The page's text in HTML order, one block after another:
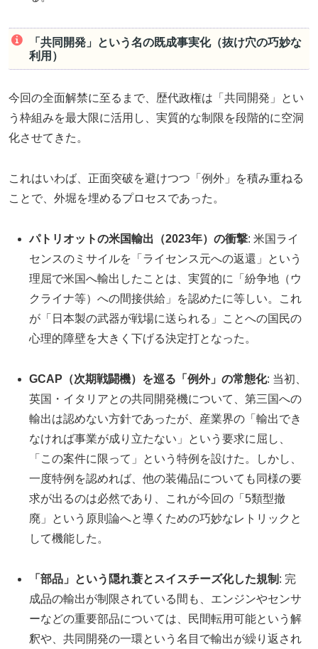
「共同開発」という名の既成事実化（抜け穴の巧妙な
利用）
今回の全面解禁に至るまで、歴代政権は「共同開発」とい
う枠組みを最大限に活用し、実質的な制限を段階的に空洞
化させてきた。
これはいわば、正面突破を避けつつ「例外」を積み重ねる
ことで、外堀を埋めるプロセスであった。
パトリオットの米国輸出（2023年）の衝撃: 米国ライ
センスのミサイルを「ライセンス元への返還」という
理屈で米国へ輸出したことは、実質的に「紛争地（ウ
クライナ等）への間接供給」を認めたに等しい。これ
が「日本製の武器が戦場に送られる」ことへの国民の
心理的障壁を大きく下げる決定打となった。
GCAP（次期戦闘機）を巡る「例外」の常態化: 当初、
英国・イタリアとの共同開発機について、第三国への
輸出は認めない方針であったが、産業界の「輸出でき
なければ事業が成り立たない」という要求に屈し、
「この案件に限って」という特例を設けた。しかし、
一度特例を認めれば、他の装備品についても同様の要
求が出るのは必然であり、これが今回の「5類型撤
廃」という原則論へと導くための巧妙なレトリックと
して機能した。
「部品」という隠れ蓑とスイスチーズ化した規制 : 完
成品の輸出が制限されている間も、エンジンやセンサ
ーなどの重要部品については、民間転用可能という解
釈や、共同開発の一環という名目で輸出が繰り返され